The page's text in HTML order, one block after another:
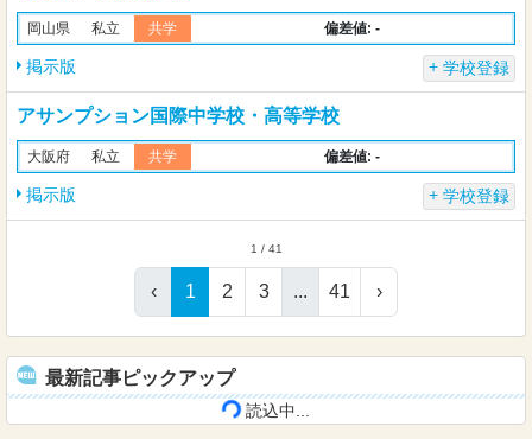
岡山県 私立 共学 偏差値: -
掲示版 学校登録
アサンプション国際中学校・高等学校
大阪府 私立 共学 偏差値: -
掲示版 学校登録
1 / 41
‹ 1 2 3 ... 41 ›
最新記事ピックアップ
読込中...